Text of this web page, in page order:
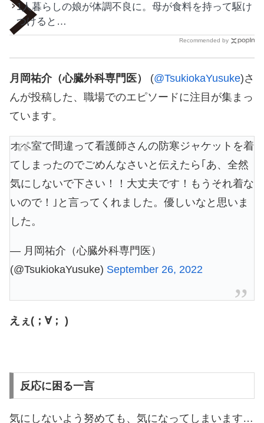
1人暮らしの娘が体調不良に。母が食料を持って駆け
つけると…
Recommended by
月岡祐介（心臓外科専門医） (@TsukiokaYusuke)さ
んが投稿した、職場でのエピソードに注目が集まっ
ています。
オペ室で間違って看護師さんの防寒ジャケットを着
てしまったのでごめんなさいと伝えたら｢あ、全然
気にしないで下さい！！大丈夫です！もうそれ着な
いので！｣と言ってくれました。優しいなと思いま
した。
— 月岡祐介（心臓外科専門医）
(@TsukiokaYusuke) September 26, 2022
えぇ(；∀； )
反応に困る一言
気にしないよう努めても、気になってしまいます…